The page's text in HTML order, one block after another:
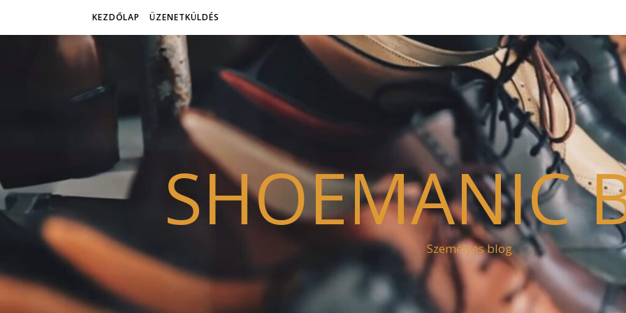
KEZDŐLAP ÜZENETKÜLDÉS
SHOEMANIC
Személyes blog